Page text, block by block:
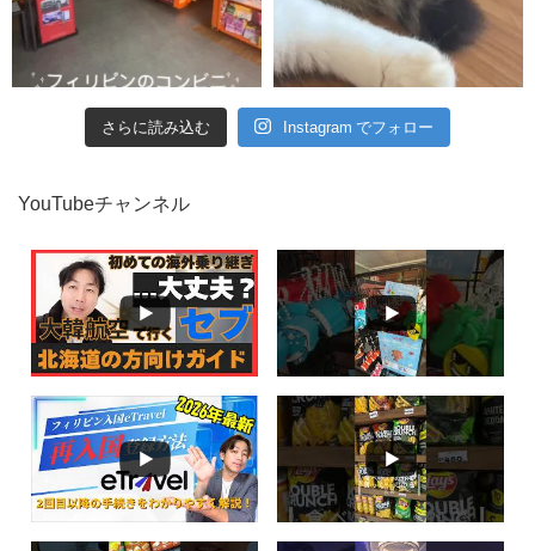
さらに読み込む Instagram でフォロー
YouTubeチャンネル